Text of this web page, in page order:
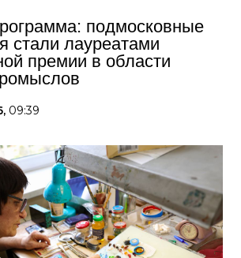
подмосковные
стали лауреатами
премии в области
09:39